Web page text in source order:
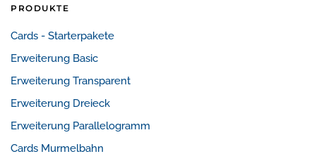
PRODUKTE
Cards - Starterpakete
Erweiterung Basic
Erweiterung Transparent
Erweiterung Dreieck
Erweiterung Parallelogramm
Cards Murmelbahn